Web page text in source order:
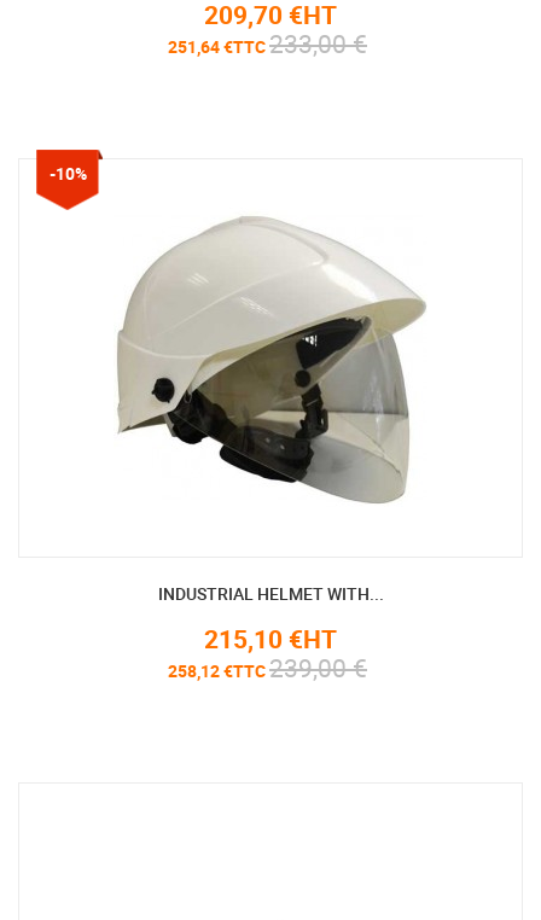
209,70 €HT
251,64 €TTC233,00 €
INDUSTRIAL HELMET WITH...
215,10 €HT
258,12 €TTC239,00 €
-10%